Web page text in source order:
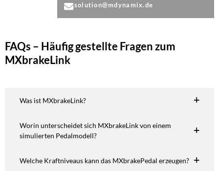
solution@mdynamix.de
FAQs – Häufig gestellte Fragen zum
MXbrakeLink
Was ist MXbrakeLink?
Worin unterscheidet sich MXbrakeLink von einem
simulierten Pedalmodell?
Welche Kraftniveaus kann das MXbrakePedal erzeugen?